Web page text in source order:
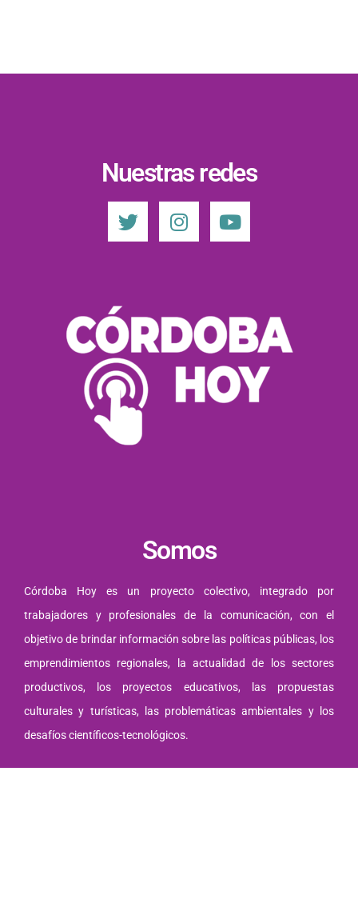
Nuestras redes
Somos
Córdoba Hoy es un proyecto colectivo, integrado por
trabajadores y profesionales de la comunicación, con el
objetivo de brindar información sobre las políticas públicas, los
emprendimientos regionales, la actualidad de los sectores
productivos, los proyectos educativos, las propuestas
culturales y turísticas, las problemáticas ambientales y los
desafíos científicos-tecnológicos.